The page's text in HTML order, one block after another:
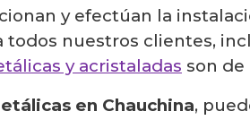
y efectúan la
todos nuestros clientes,
y acristaladas son de
en Chauchina,